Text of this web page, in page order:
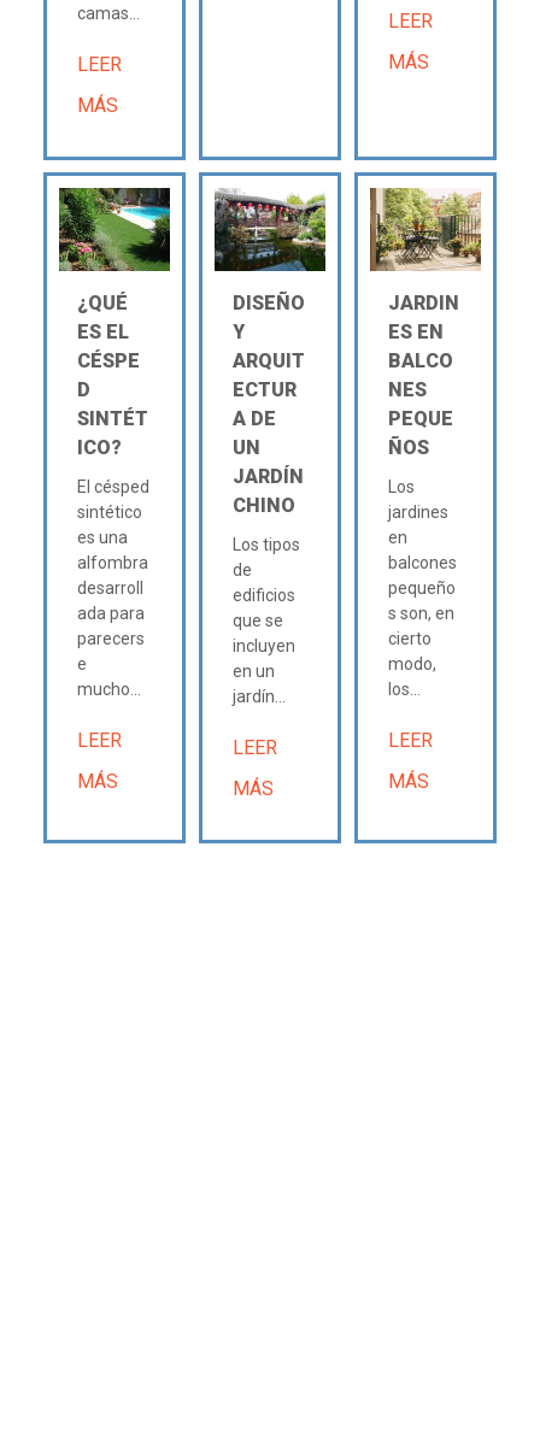
camas...
LEER
MÁS
LEER
MÁS
¿QUÉ
ES EL
CÉSPE
D
SINTÉT
ICO?
El césped
sintético
es una
alfombra
desarroll
ada para
parecers
e
mucho...
LEER
MÁS
DISEÑO
Y
ARQUIT
ECTUR
A DE
UN
JARDÍN
CHINO
Los tipos
de
edificios
que se
incluyen
en un
jardín...
LEER
MÁS
JARDIN
ES EN
BALCO
NES
PEQUE
ÑOS
Los
jardines
en
balcones
pequeño
s son, en
cierto
modo,
los...
LEER
MÁS